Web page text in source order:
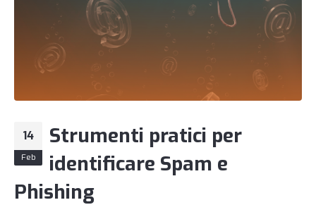
14
Feb
Strumenti pratici per
identificare Spam e
Phishing